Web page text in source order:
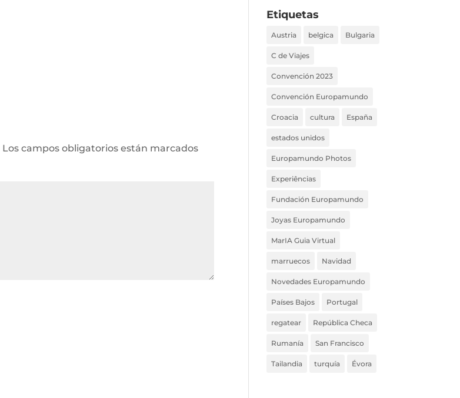
Los campos obligatorios están marcados
Etiquetas
Austria belgica Bulgaria
C de Viajes
Convención 2023
Convención Europamundo
Croacia cultura España
estados unidos
Europamundo Photos
Experiências
Fundación Europamundo
Joyas Europamundo
MarIA Guia Virtual
marruecos Navidad
Novedades Europamundo
Países Bajos Portugal
regatear República Checa
Rumanía San Francisco
Tailandia turquía Évora